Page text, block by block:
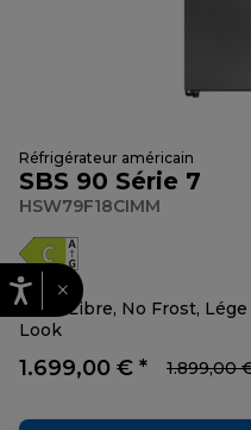
Réfrigérateur américain
SBS 90 Série 7
HSW79F18CIMM
Pose Libre, No Frost,
Look
1.699,00 € * 1.899,00
×